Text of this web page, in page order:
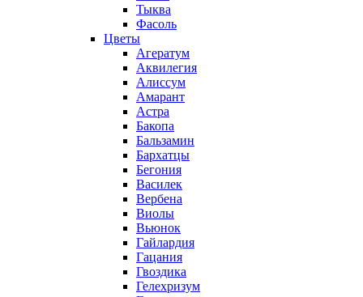
Тыква
Фасоль
Цветы
Агератум
Аквилегия
Алиссум
Амарант
Астра
Бакопа
Бальзамин
Бархатцы
Бегония
Василек
Вербена
Виолы
Вьюнок
Гайлардия
Гацания
Гвоздика
Гелехризум